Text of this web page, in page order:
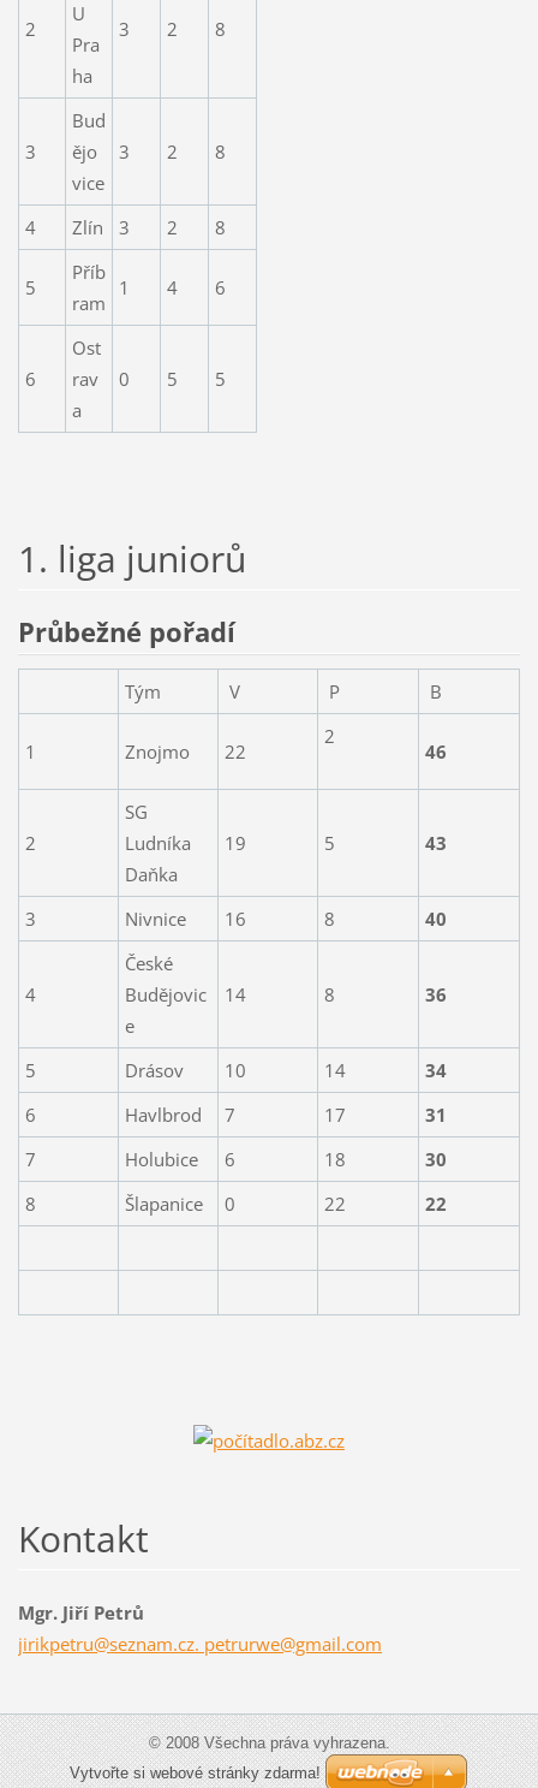
2
U
Pra
ha
3 2 8
3
Bud
ějo
vice
3 2 8
4 Zlín 3 2 8
5
Příb
ram
1 4 6
6
Ost
rav
a
0 5 5
1. liga juniorů
Průbežné pořadí
Tým V P B
1 Znojmo 22
2
46
2
SG
Ludníka
Daňka
19 5 43
3 Nivnice 16 8 40
4
České
Budějovic
e
14 8 36
5 Drásov 10 14
34
6
Havlbrod 7 17
31
7
Holubice 6 18
30
8
Šlapanice 0 22 22
Kontakt
Mgr. Jiří Petrů
jirikpetru@seznam.cz. petrurwe@gmail.com
© 2008 Všechna práva vyhrazena.
Vytvořte si webové stránky zdarma!